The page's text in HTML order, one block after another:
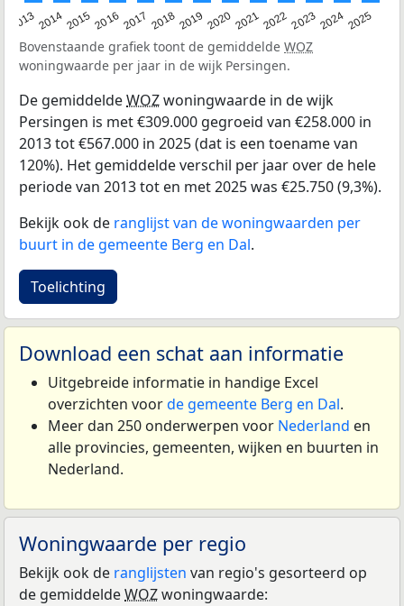
20132014201520162017 20182019 202020212022202320242025
Bovenstaande grafiek toont de gemiddelde WOZ
woningwaarde per jaar in de wijk Persingen.
De gemiddeldeWOZwoningwaarde in de wijk
Persingen is met €309.000 gegroeid van €258.000 in
2013 tot €567.000 in 2025 (dat is een toename van
120%). Het gemiddelde verschil per jaar over de hele
periode van 2013 tot en met 2025 was €25.750 (9,3%).
Bekijk ook de ranglijst van de woningwaarden per
buurt in de gemeente Berg en Dal.
Toelichting
Download een schat aan informatie
Uitgebreide informatie in handige Excel
overzichten voorde gemeente Berg en Dal.
Meer dan 250 onderwerpen voor Nederland en
alle provincies, gemeenten, wijken en buurten in
Nederland.
Woningwaarde per regio
Bekijk ook de ranglijsten van regio's gesorteerd op
de gemiddeldeWOZwoningwaarde: